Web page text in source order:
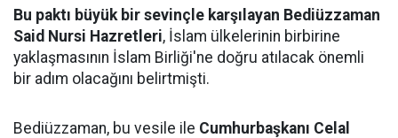
Bu paktı büyük bir sevinçle karşılayan Bediüzzaman
Said Nursi Hazretleri, İslam ülkelerinin birbirine
yaklaşmasının İslam Birliği'ne doğru atılacak önemli
bir adım olacağını belirtmişti.
Bediüzzaman, bu vesile ile Cumhurbaşkanı Celal